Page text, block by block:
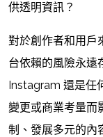
供透明資訊？
對於創作者和用戶
台依賴的風險永遠
Instagram 還是任
變更或商業考量而
制、發展多元的內